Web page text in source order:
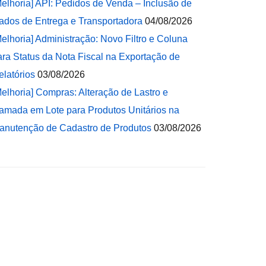
API: Pedidos de Venda – Inclusão de
de Entrega e Transportadora 04/08/2026
Administração: Novo Filtro e Coluna
Status da Nota Fiscal na Exportação de
03/08/2026
Compras: Alteração de Lastro e
em Lote para Produtos Unitários na
de Cadastro de Produtos 03/08/2026